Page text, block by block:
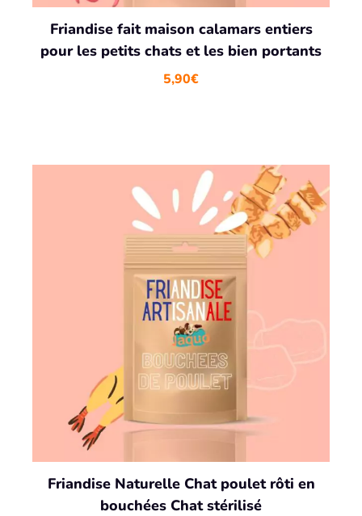
Friandise fait maison calamars entiers
pour les petits chats et les bien portants
5,90€
Friandise Naturelle Chat poulet rôti en
bouchées Chat stérilisé